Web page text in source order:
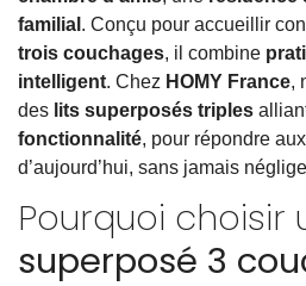
familial . Conçu pour accueillir
trois couchages, il combine
intelligent. Chez HOMY France,
des lits superposés triples
fonctionnalité, pour répondre
d’aujourd’hui, sans jamais
Pourquoi choisir
superposé 3